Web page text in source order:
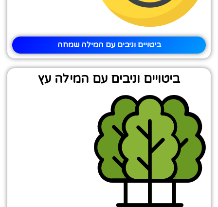
ביטויים וניבים עם המילה שמחה
ביטויים וניבים עם המילה עץ